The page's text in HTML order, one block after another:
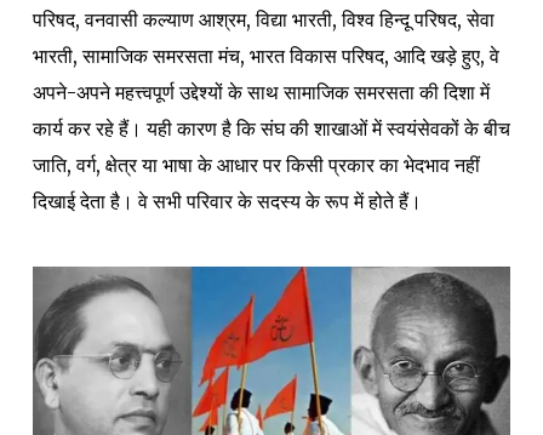
परिषद, वनवासी कल्याण आश्रम, विद्या भारती, विश्व हिन्दू परिषद, सेवा
भारती, सामाजिक समरसता मंच, भारत विकास परिषद, आदि खड़े हुए, वे
अपने-अपने महत्त्वपूर्ण उद्देश्यों के साथ सामाजिक समरसता की दिशा में
कार्य कर रहे हैं। यही कारण है कि संघ की शाखाओं में स्वयंसेवकों के बीच
जाति, वर्ग, क्षेत्र या भाषा के आधार पर किसी प्रकार का भेदभाव नहीं
दिखाई देता है। वे सभी परिवार के सदस्य के रूप में होते हैं।